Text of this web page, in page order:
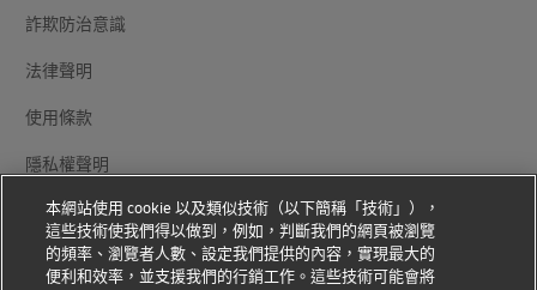
詐欺防治意識
法律聲明
使用條款
隱私權聲明
其他資訊
Cookie 設置
本網站使用 cookie 以及類似技術（以下簡稱「技術」），
這些技術使我們得以做到，例如，判斷我們的網頁被瀏覽
的頻率、瀏覽者人數、設定我們提供的內容，實現最大的
便利和效率，並支援我們的行銷工作。這些技術可能會將